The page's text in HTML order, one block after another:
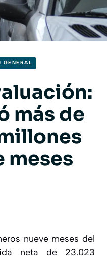
GENERAL
más de
meses
nueve meses del
neta de 23.023